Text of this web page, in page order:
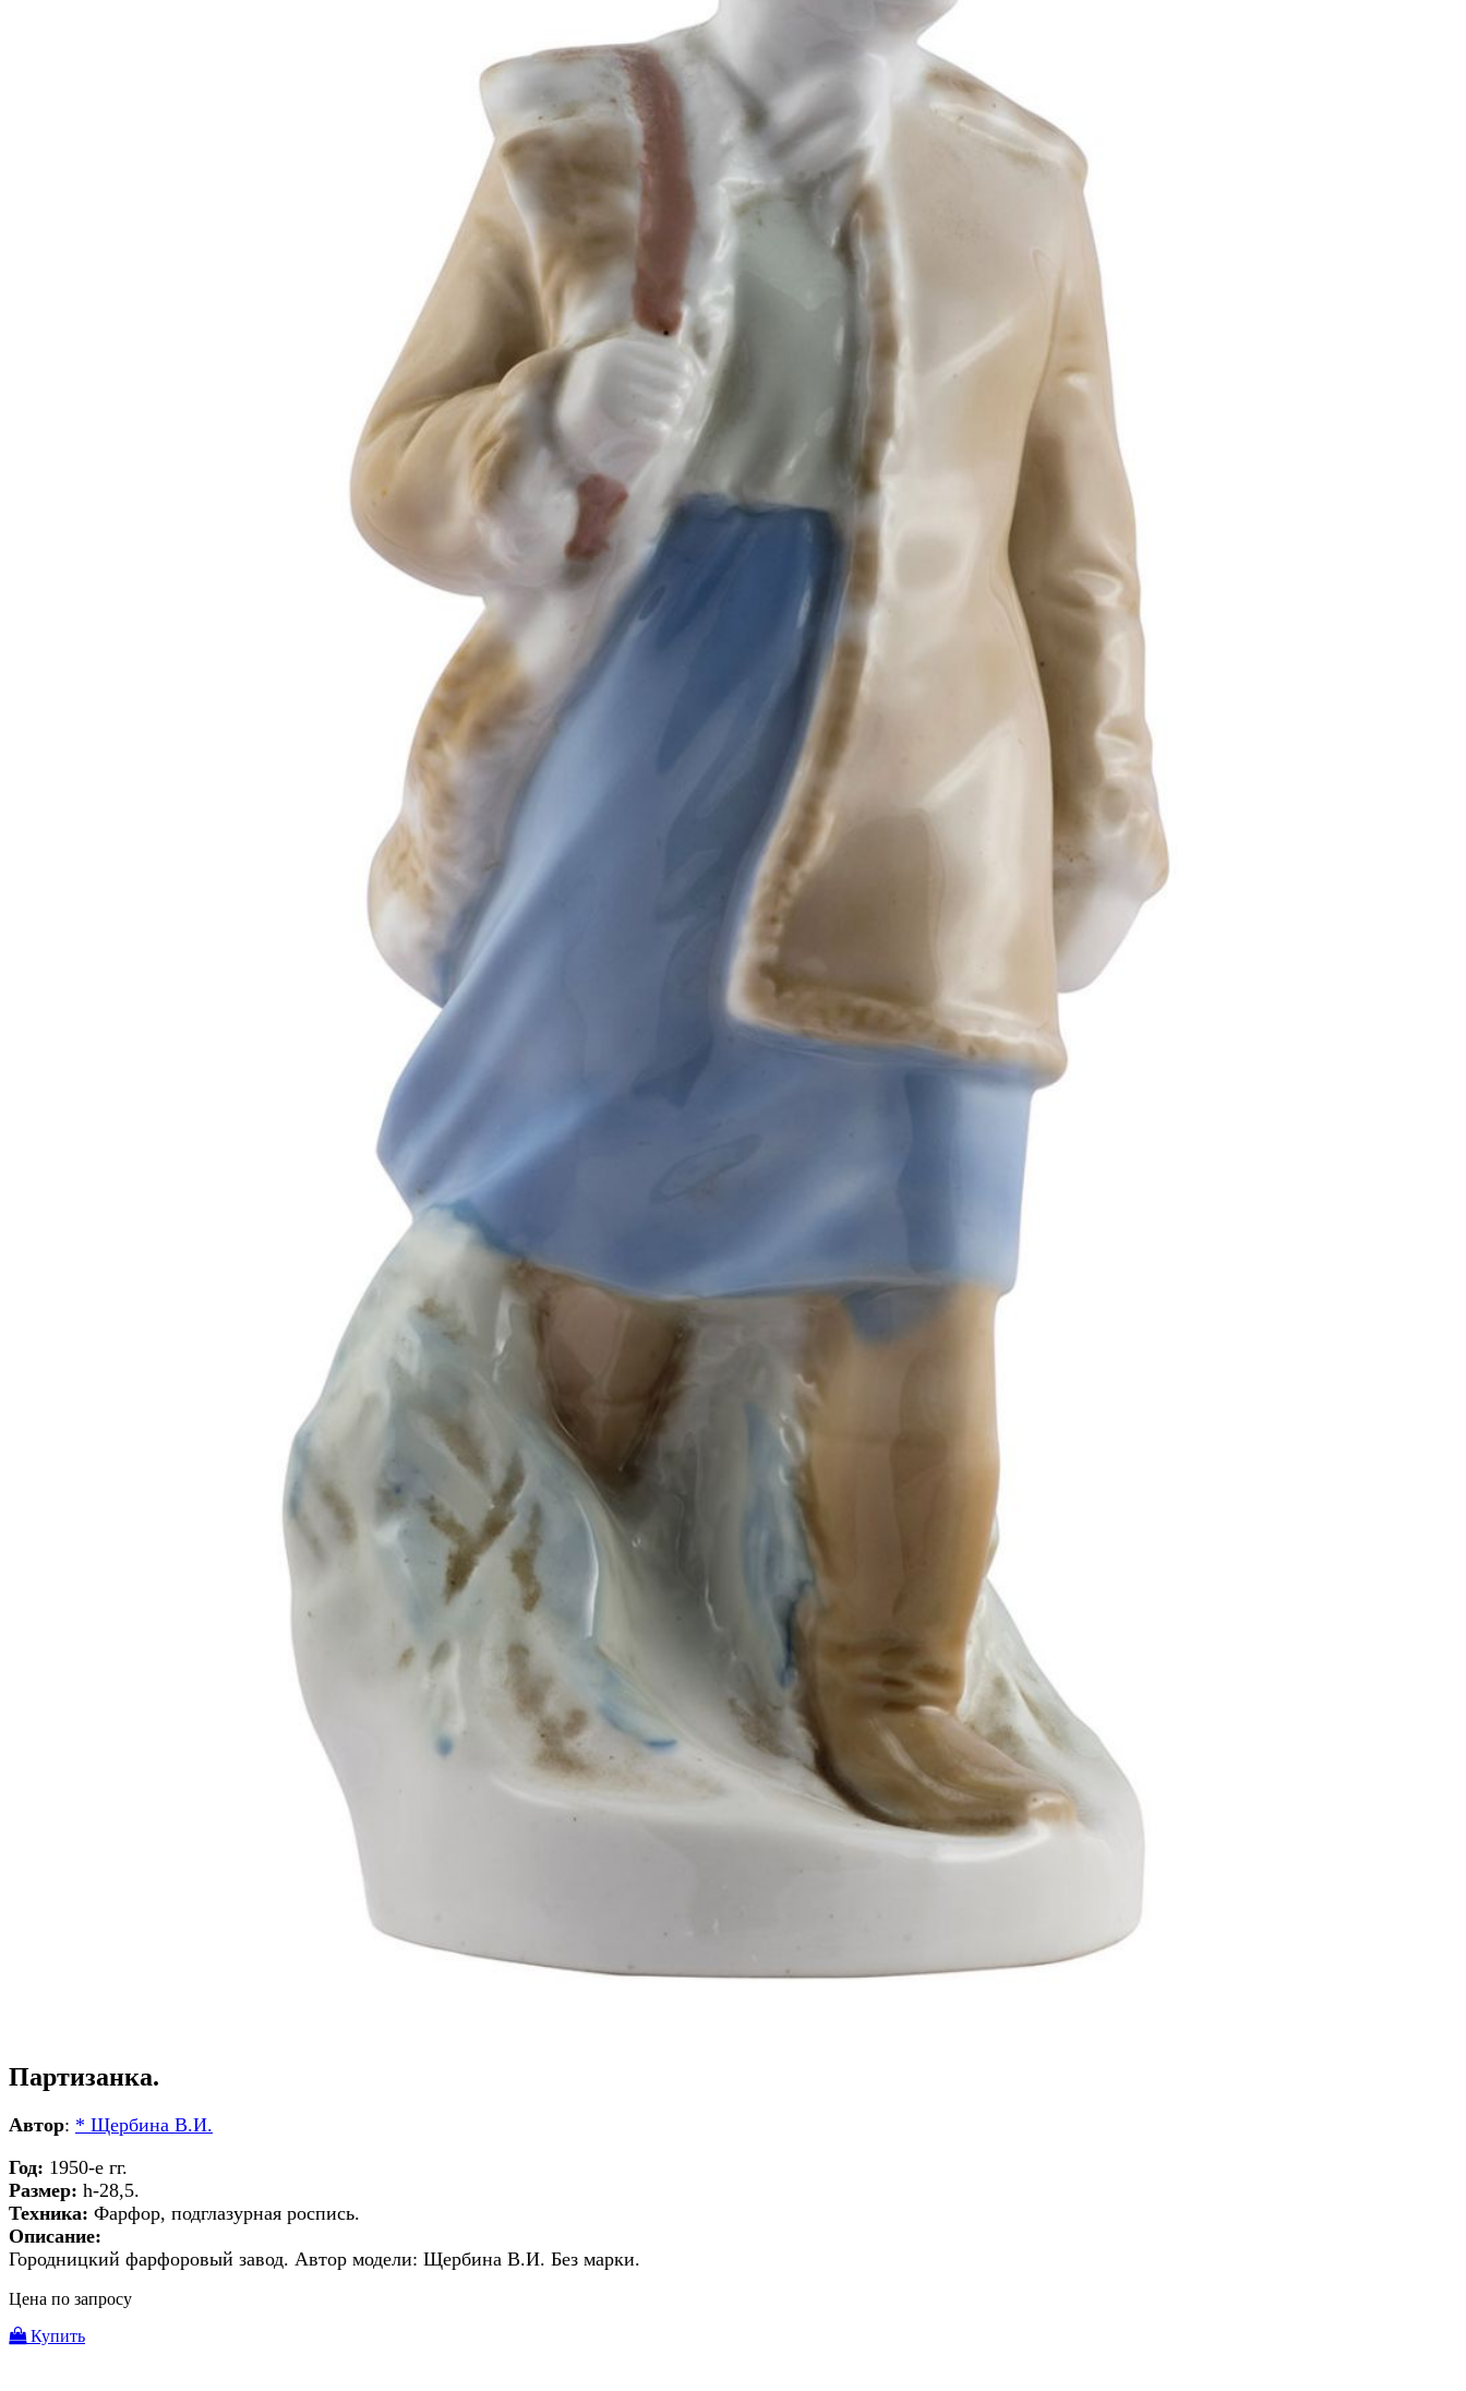
Партизанка.
Автор: * Щербина В.И.
Год: 1950-е гг.
Размер: h-28,5.
Техника: Фарфор, подглазурная роспись.
Описание:
Городницкий фарфоровый завод. Автор модели: Щербина В.И. Без марки.
Цена по запросу
Купить